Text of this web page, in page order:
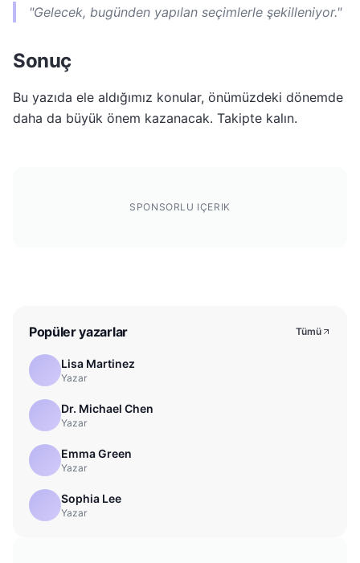
"Gelecek, bugünden yapılan seçimlerle şekilleniyor."
Sonuç
Bu yazıda ele aldığımız konular, önümüzdeki dönemde
daha da büyük önem kazanacak. Takipte kalın.
SPONSORLU IÇERIK
Popüler yazarlar Tümü
Lisa Martinez
Yazar
Dr. Michael Chen
Yazar
Emma Green
Yazar
Sophia Lee
Yazar